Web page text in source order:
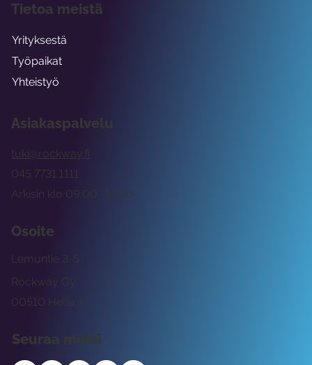
Asiakaspalvelu
tuki@rockway.fi
Arkisin klo 09:00 -15:00
045 7731 1111
Osoite
Rockway Oy
Lemuntie 3-5
00510 Helsinki
Seuraa meitä
Tietoa meistä
Yrityksestä
Työpaikat
Yhteistyö